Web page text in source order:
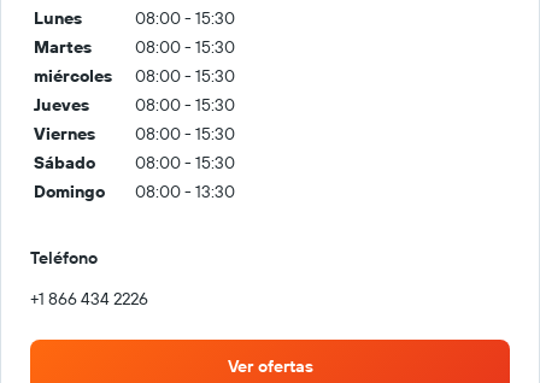
Lunes
08:00 - 15:30
Martes
08:00 - 15:30
miércoles
08:00 - 15:30
Jueves
08:00 - 15:30
Viernes
08:00 - 15:30
Sábado
08:00 - 15:30
Domingo
08:00 - 13:30
Teléfono
+1 866 434 2226
Ver ofertas